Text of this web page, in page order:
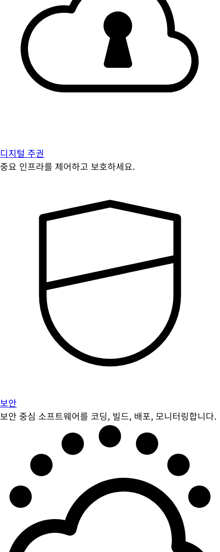
디지털 주권
중요 인프라를 제어하고 보호하세요.
보안
보안 중심 소프트웨어를 코딩, 빌드, 배포, 모니터링합니다.